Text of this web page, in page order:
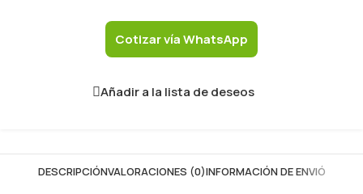
Cotizar vía WhatsApp
Añadir a la lista de deseos
DESCRIPCIÓNVALORACIONES (0)INFORMACIÓN DE ENVIÓ